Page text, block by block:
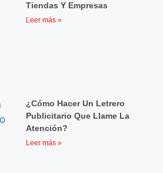
Tiendas Y Empresas
Leer más »
¿Cómo Hacer Un Letrero
Publicitario Que Llame La
Atención?
Leer más »